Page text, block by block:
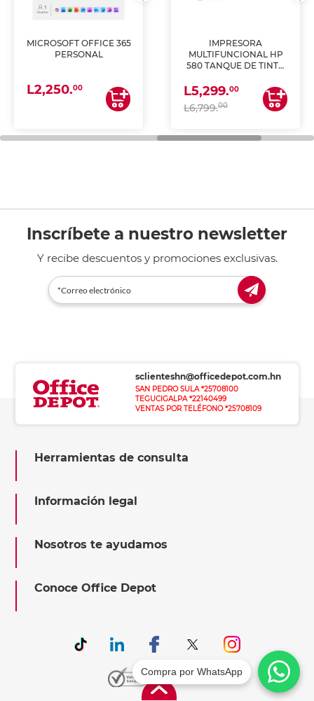
MICROSOFT OFFICE 365
PERSONAL
L2,250.00
IMPRESORA
MULTIFUNCIONAL HP
580 TANQUE DE TINTA
ESCANEA)
L5,299.00
L6,799.00
Inscríbete a nuestro newsletter
Y recibe descuentos y promociones exclusivas.
sclienteshn@officedepot.com.hn
SAN PEDRO SULA *25708100
TEGUCIGALPA *22140499
VENTAS POR TELÉFONO *25708109
Herramientas de consulta
Información legal
Nosotros te ayudamos
Conoce Office Depot
Compra por WhatsApp